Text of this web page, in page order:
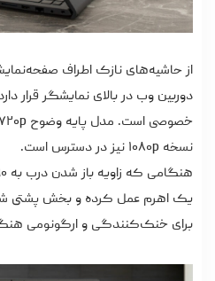
دوربین وب در بالای نمایشگر قرار
نسخه ۱۰۸۰p نیز در دسترس است.
یک اهرم عمل کرده و بخش پشتی
برای خنک‌کنندگی و ارگونومی